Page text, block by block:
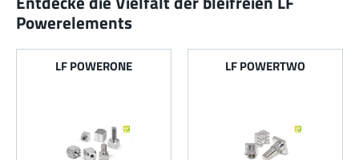
Powerelements
LF POWERONE LF POWERTWO